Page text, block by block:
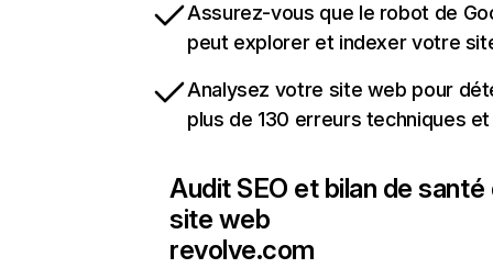
Assurez-vous que le robot de
peut explorer et indexer votre
Analysez votre site web pour
plus de 130 erreurs techniques et
Audit SEO et bilan de santé
site web
revolve.com